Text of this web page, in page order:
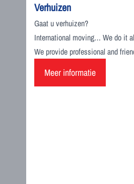
Verhuizen
Gaat u verhuizen?
International moving… We do it
We provide professional and
Meer informatie